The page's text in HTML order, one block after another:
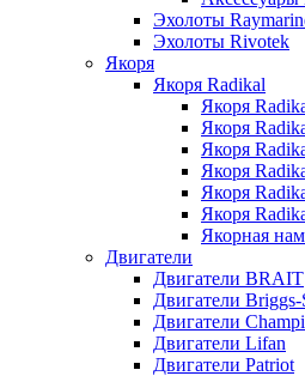
Эхолоты
Эхолоты Rivotek
Якоря
Якоря Radikal
Якоря
Якоря
Якоря
Якоря
Якоря
Якоря
Якорная
Двигатели
Двигатели BRAIT
Двигатели Briggs-
Двигатели
Двигатели Lifan
Двигатели Patriot